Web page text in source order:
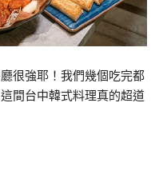
很強耶！我們幾個吃完都
間台中韓式料理真的超道